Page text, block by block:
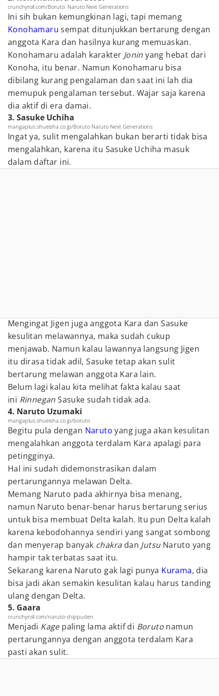
crunchyroll.com/Boruto: Naruto Next Generations
Ini sih bukan kemungkinan lagi, tapi memang
Konohamaru sempat ditunjukkan bertarung dengan
anggota Kara dan hasilnya kurang memuaskan.
Konohamaru adalah karakter Joninyang hebat dari
Konoha, itu benar. Namun Konohamaru bisa
dibilang kurang pengalaman dan saat ini lah dia
memupuk pengalaman tersebut. Wajar saja karena
dia aktif di era damai.
3. Sasuke Uchiha
mangaplus.shueisha.co.jp/Boruto Naruto Next Generations
Ingat ya, sulit mengalahkan bukan berarti tidak bisa
mengalahkan, karena itu Sasuke Uchiha masuk
dalam daftar ini.
Mengingat Jigen juga anggota Kara dan Sasuke
kesulitan melawannya, maka sudah cukup
menjawab. Namun kalau lawannya langsung Jigen
itu dirasa tidak adil, Sasuke tetap akan sulit
bertarung melawan anggota Kara lain.
Belum lagi kalau kita melihat fakta kalau saat
ini RinneganSasuke sudah tidak ada.
4. Naruto Uzumaki
mangaplus.shueisha.co.jp/boruto
Begitu pula dengan Naruto yang juga akan kesulitan
mengalahkan anggota terdalam Kara apalagi para
petingginya.
Hal ini sudah didemonstrasikan dalam
pertarungannya melawan Delta.
Memang Naruto pada akhirnya bisa menang,
namun Naruto benar-benar harus bertarung serius
untuk bisa membuat Delta kalah. Itu pun Delta kalah
karena kebodohannya sendiri yang sangat sombong
dan menyerap banyak chakra dan Jutsu Naruto yang
hampir tak terbatas saat itu.
Sekarang karena Naruto gak lagi punya Kurama, dia
bisa jadi akan semakin kesulitan kalau harus tanding
ulang dengan Delta.
5. Gaara
crunchyroll.com/naruto-shippuden
Menjadi Kage paling lama aktif di Boruto namun
pertarungannya dengan anggota terdalam Kara
pasti akan sulit.